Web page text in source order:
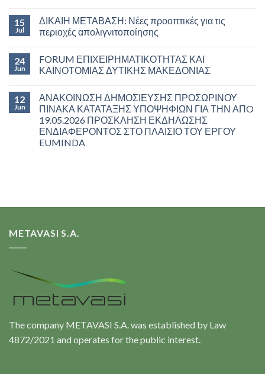
15
Jul
ΔΙΚΑΙΗ ΜΕΤΑΒΑΣΗ: Νέες προοπτικές για τις
περιοχές απολιγνιτοποίησης
24
Jun
FORUM ΕΠΙΧΕΙΡΗΜΑΤΙΚΟΤΗΤΑΣ ΚΑΙ
ΚΑΙΝΟΤΟΜΙΑΣ ΔΥΤΙΚΗΣ ΜΑΚΕΔΟΝΙΑΣ
12
Jun
ΑΝΑΚΟΙΝΩΣΗ ΔΗΜΟΣΙΕΥΣΗΣ ΠΡΟΣΩΡΙΝΟΥ
ΠΙΝΑΚΑ ΚΑΤΑΤΑΞΗΣ ΥΠΟΨΗΦΙΩΝ ΓΙΑ ΤΗΝ ΑΠO
19.05.2026 ΠΡΟΣΚΛΗΣΗ ΕΚΔΗΛΩΣΗΣ
ΕΝΔΙΑΦΕΡΟΝΤΟΣ ΣΤΟ ΠΛΑΙΣΙΟ ΤΟΥ ΕΡΓΟΥ
EUMINDA
METAVASI S.A.
The company METAVASI S.A. was established by Law
4872/2021 and operates for the public interest.